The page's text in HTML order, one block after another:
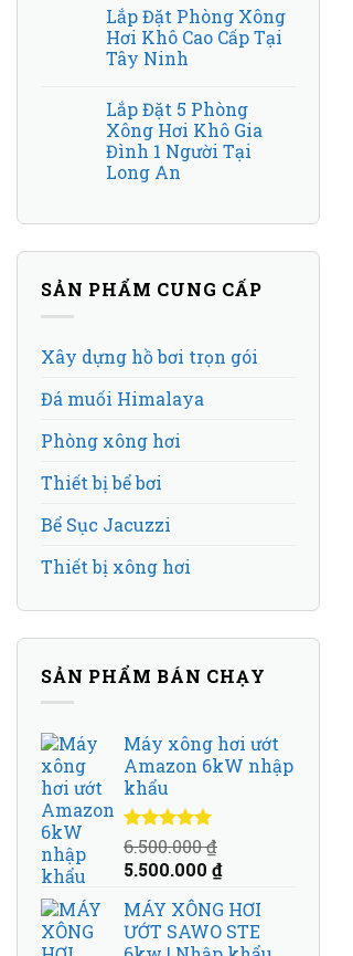
Lắp Đặt Phòng Xông
Hơi Khô Cao Cấp Tại
Tây Ninh
Lắp Đặt 5 Phòng
Xông Hơi Khô Gia
Đình 1 Người Tại
Long An
SẢN PHẨM CUNG CẤP
Xây dựng hồ bơi trọn gói
Đá muối Himalaya
Phòng xông hơi
Thiết bị bể bơi
Bể Sục Jacuzzi
Thiết bị xông hơi
SẢN PHẨM BÁN CHẠY
Máy xông hơi ướt
Amazon 6kW nhập
khẩu
Được xếp
hạng5.005
sao
6.500.000₫
Giá
là:
6.500.000 ₫.
5.500.000 ₫Giá
tại
là:
MÁY XÔNG HƠI
ƯỚT SAWO STE